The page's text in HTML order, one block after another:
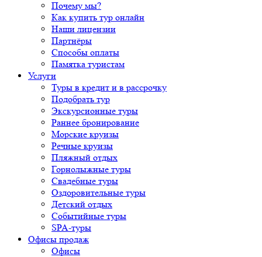
Почему мы?
Как купить тур онлайн
Наши лицензии
Партнёры
Способы оплаты
Памятка туристам
Услуги
Туры в кредит и в рассрочку
Подобрать тур
Экскурсионные туры
Раннее бронирование
Морские круизы
Речные круизы
Пляжный отдых
Горнолыжные туры
Свадебные туры
Оздоровительные туры
Детский отдых
Событийные туры
SPA-туры
Офисы продаж
Офисы